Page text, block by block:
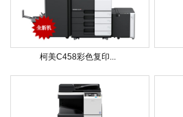
柯美C458彩色复印...